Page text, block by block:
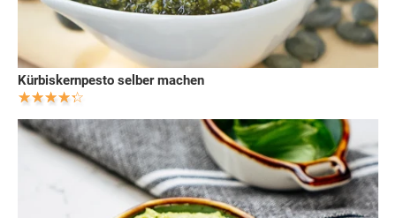
Kürbiskernpesto selber machen